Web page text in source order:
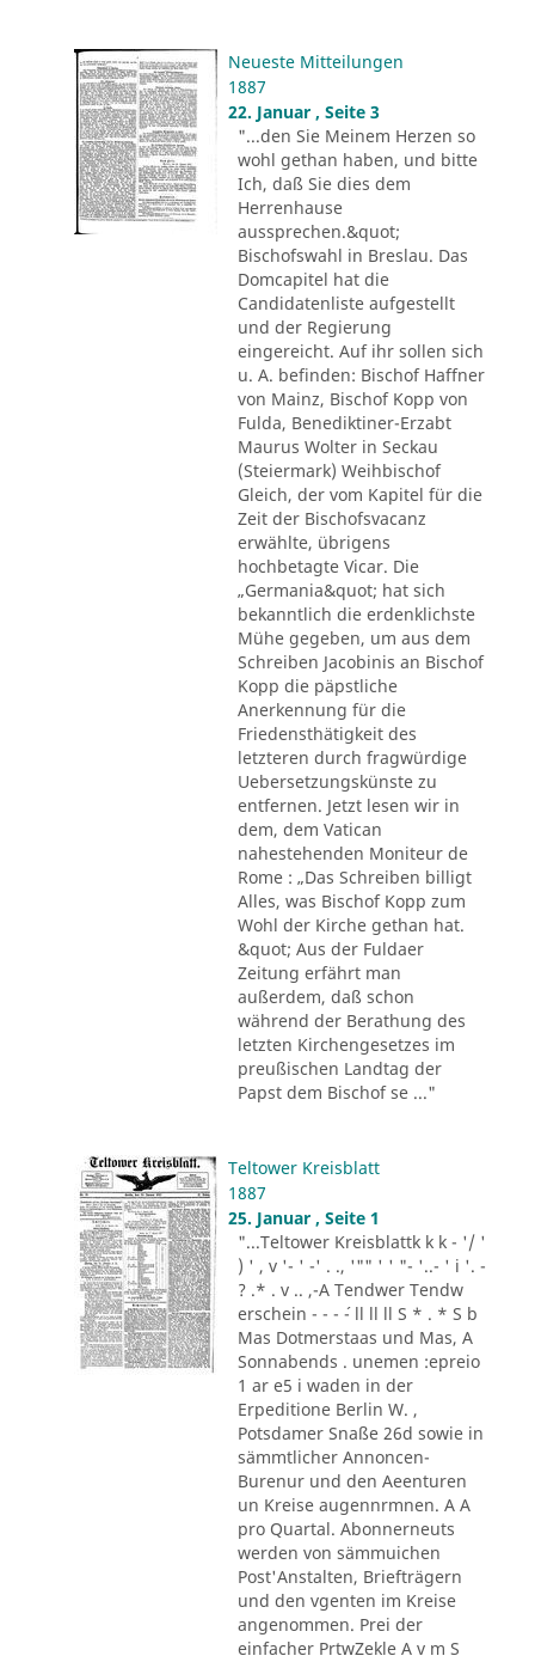
Neueste Mitteilungen
1887
22. Januar , Seite 3
"...den Sie Meinem Herzen so
wohl gethan haben, und bitte
Ich, daß Sie dies dem
Herrenhause
aussprechen.&quot;
Bischofswahl in Breslau. Das
Domcapitel hat die
Candidatenliste aufgestellt
und der Regierung
eingereicht. Auf ihr sollen sich
u. A. befinden: Bischof Haffner
von Mainz, Bischof Kopp von
Fulda, Benediktiner-Erzabt
Maurus Wolter in Seckau
(Steiermark) Weihbischof
Gleich, der vom Kapitel für die
Zeit der Bischofsvacanz
erwählte, übrigens
hochbetagte Vicar. Die
„Germania&quot; hat sich
bekanntlich die erdenklichste
Mühe gegeben, um aus dem
Schreiben Jacobinis an Bischof
Kopp die päpstliche
Anerkennung für die
Friedensthätigkeit des
letzteren durch fragwürdige
Uebersetzungskünste zu
entfernen. Jetzt lesen wir in
dem, dem Vatican
nahestehenden Moniteur de
Rome : „Das Schreiben billigt
Alles, was Bischof Kopp zum
Wohl der Kirche gethan hat.
&quot; Aus der Fuldaer
Zeitung erfährt man
außerdem, daß schon
während der Berathung des
letzten Kirchengesetzes im
preußischen Landtag der
Papst dem Bischof se ..."
Teltower Kreisblatt
1887
25. Januar , Seite 1
"...Teltower Kreisblattk k k - '/ '
) ' , v '- ' -' . ., '"" ' ' "- '..- ' i '. -
? .* . v .. ,-A Tendwer Tendw
erschein - - - ´- ll ll ll S * . * S b
Mas Dotmerstaas und Mas, A
Sonnabends . unemen :epreio
1 ar e5 i waden in der
Erpeditione Berlin W. ,
Potsdamer Snaße 26d sowie in
sämmtlicher Annoncen-
Burenur und den Aeenturen
un Kreise augennrmnen. A A
pro Quartal. Abonnerneuts
werden von sämmuichen
Post'Anstalten, Briefträgern
und den vgenten im Kreise
angenommen. Prei der
einfacher PrtwZekle A v m S